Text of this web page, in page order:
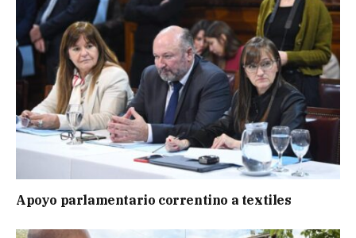
Apoyo parlamentario correntino a textiles